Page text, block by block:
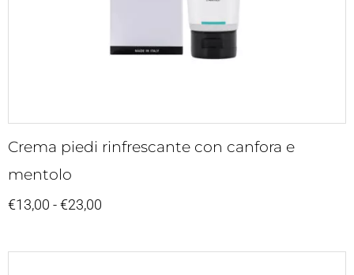
Crema piedi rinfrescante con canfora e
mentolo
€13,00 - €23,00